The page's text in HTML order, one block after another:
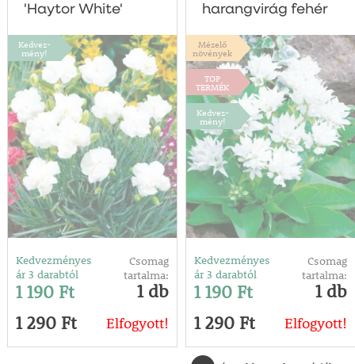
'Haytor White'
Kedvez-
mény!
Kedvezményes
ár 3 darabtól
1 190 Ft
Csomag
tartalma:
1 db
1 290 Ft
Elfogyott!
harangvirág fehér
Mézelő
növények
TOP
TERMÉK
Kedvez-
mény!
Kedvezményes
ár 3 darabtól
1 190 Ft
Csomag
tartalma:
1 db
1 290 Ft
Elfogyott!